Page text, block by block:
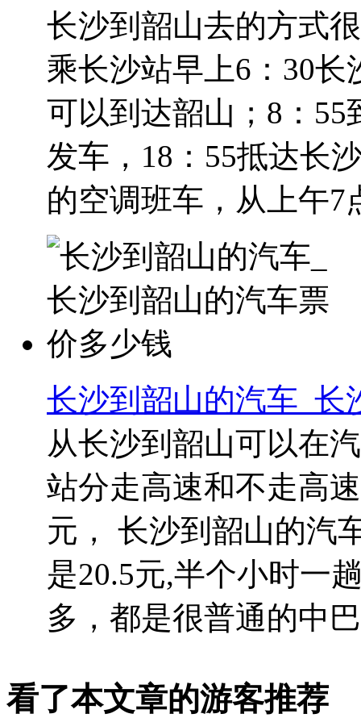
长沙到韶山去的方式
乘长沙站早上6：30长
可以到达韶山；8：55
发车，18：55抵达长
的空调班车，从上午7
长沙到韶山的汽车_长
从长沙到韶山可以在
站分走高速和不走高
元， 长沙到韶山的汽
是20.5元,半个小时一
多，都是很普通的中
看了本文章的游客推荐